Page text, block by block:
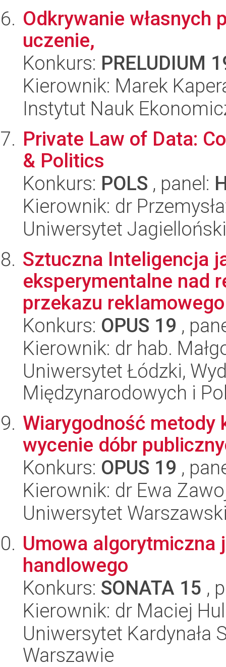
Odkrywanie własnych
uczenie,
Konkurs: PRELUDIUM
Kierownik: Marek
Instytut Nauk
Private Law of Data:
& Politics
Konkurs: POLS , panel:
Kierownik: dr
Uniwersytet
Sztuczna Inteligencja
eksperymentalne nad
przekazu
Konkurs: OPUS 19 ,
Kierownik: dr hab.
Uniwersytet Łódzki,
Międzynarodowych i
Wiarygodność metody
wycenie dóbr
Konkurs: OPUS 19 ,
Kierownik: dr Ewa
Uniwersytet
Umowa algorytmiczna
handlowego
Konkurs: SONATA 15 ,
Kierownik: dr Maciej
Uniwersytet Kardynała
Warszawie